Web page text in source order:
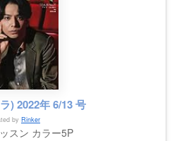
) 2022年 6/13 号
by Rinker
スン カラー5P